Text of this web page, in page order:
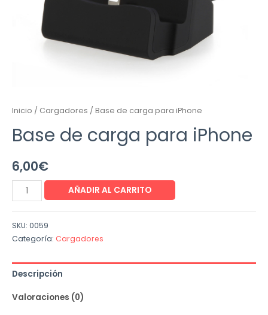
Inicio / Cargadores / Base de carga para iPhone
Base de carga para iPhone
6,00€
AÑADIR AL CARRITO
SKU: 0059
Categoría: Cargadores
Descripción
Valoraciones (0)